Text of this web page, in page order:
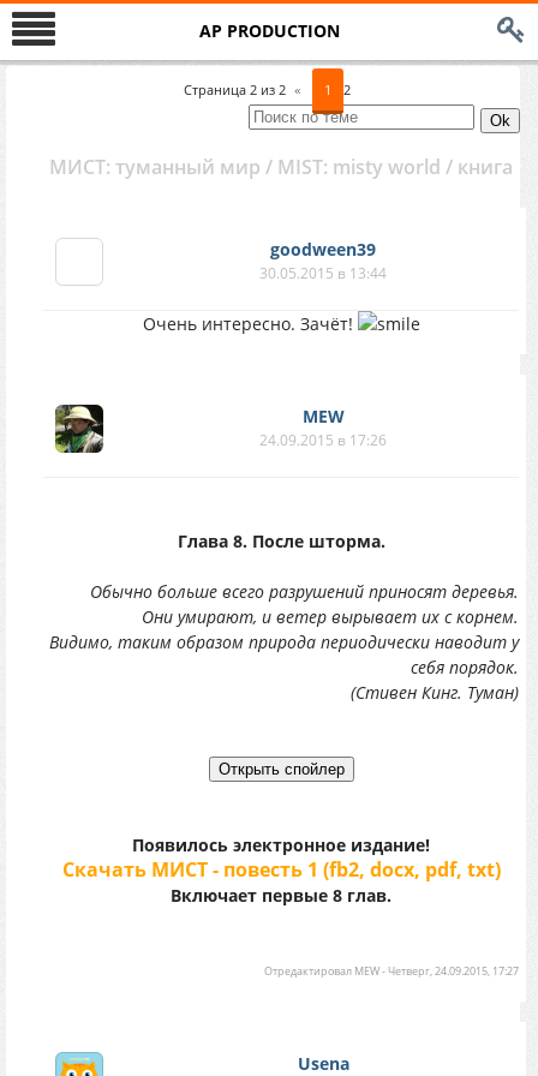
AP PRODUCTION
Страница 2 из 2 « 1 2
МИСТ: туманный мир / MIST: misty world / книга
goodween39
30.05.2015 в 13:44
Очень интересно. Зачёт!
MEW
24.09.2015 в 17:26
Глава 8. После шторма.
Обычно больше всего разрушений приносят деревья.
Они умирают, и ветер вырывает их с корнем.
Видимо, таким образом природа периодически наводит у
себя порядок.
(Стивен Кинг. Туман)
Появилось электронное издание!
Скачать МИСТ - повесть 1 (fb2, docx, pdf, txt)
Включает первые 8 глав.
Отредактировал MEW-Четверг, 24.09.2015, 17:27
Usena